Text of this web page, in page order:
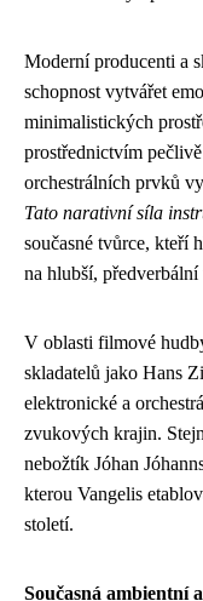
Moderní producenti a
schopnost vytvářet
minimalistických
prostřednictvím
orchestrálních prvků
Tato narativní síla
současné tvůrce, kteří
na hlubší,
V oblasti filmové
skladatelů jako Hans
elektronické a
zvukových krajin.
nebožtík Jóhan
kterou Vangelis
století.
Současná ambientní